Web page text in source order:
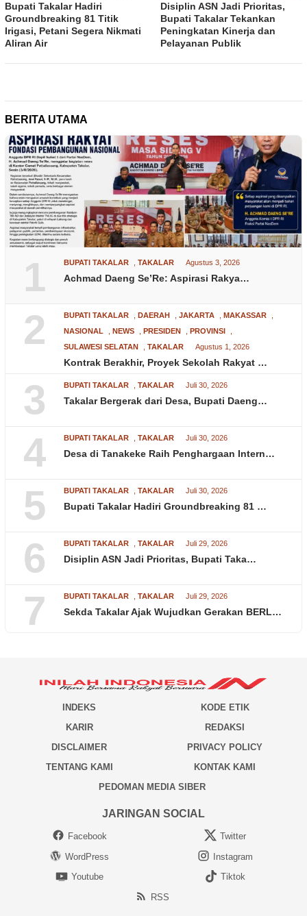
Bupati Takalar Hadiri
Groundbreaking 81 Titik
Irigasi, Petani Segera Nikmati
Aliran Air
Disiplin ASN Jadi Prioritas,
Bupati Takalar Tekankan
Peningkatan Kinerja dan
Pelayanan Publik
BERITA UTAMA
1 BUPATI TAKALAR TAKALAR Agustus 3, 2026
Achmad Daeng Se’Re: Aspirasi Rakya…
2 BUPATI TAKALAR DAERAH JAKARTA MAKASSAR
NASIONAL
NEWS PRESIDEN PROVINSI
SULAWESI SELATAN
TAKALAR Agustus 1, 2026
Kontrak Berakhir, Proyek Sekolah Rakyat …
3 BUPATI TAKALAR TAKALAR Juli 30, 2026
Takalar Bergerak dari Desa, Bupati Daeng…
4 BUPATI TAKALAR TAKALAR Juli 30, 2026
Desa di Tanakeke Raih Penghargaan Intern…
5 BUPATI TAKALAR TAKALAR Juli 30, 2026
Bupati Takalar Hadiri Groundbreaking 81 …
6 BUPATI TAKALAR TAKALAR Juli 29, 2026
Disiplin ASN Jadi Prioritas, Bupati Taka…
7 BUPATI TAKALAR TAKALAR Juli 29, 2026
Sekda Takalar Ajak Wujudkan Gerakan BERL…
INDEKS
KODE ETIK
KARIR
REDAKSI
DISCLAIMER
PRIVACY POLICY
TENTANG KAMI
KONTAK KAMI
PEDOMAN MEDIA SIBER
JARINGAN SOCIAL
Facebook
Twitter
WordPress
Instagram
Youtube
Tiktok
RSS